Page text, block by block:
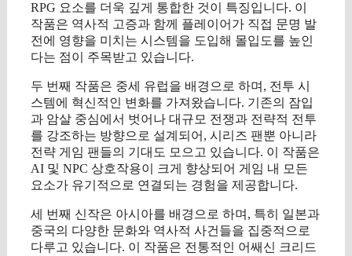
RPG 요소를 더욱 깊게 통합한 것이 특징입니다. 이
작품은 역사적 고증과 함께 플레이어가 직접 문명 발
전에 영향을 미치는 시스템을 도입해 몰입도를 높인
다는 점이 주목받고 있습니다.
두 번째 작품은 중세 유럽을 배경으로 하며, 전투 시
스템에 혁신적인 변화를 가져왔습니다. 기존의 잠입
과 암살 중심에서 벗어나 대규모 전쟁과 전략적 전투
를 강조하는 방향으로 설계되어, 시리즈 팬뿐 아니라
전략 게임 팬들의 기대도 모으고 있습니다. 이 작품은
AI 및 NPC 상호작용이 크게 향상되어 게임 내 모든
요소가 유기적으로 연결되는 경험을 제공합니다.
세 번째 신작은 아시아를 배경으로 하며, 특히 일본과
중국의 다양한 문화와 역사적 사건들을 집중적으로
다루고 있습니다. 이 작품은 전통적인 어쌔신 크리드